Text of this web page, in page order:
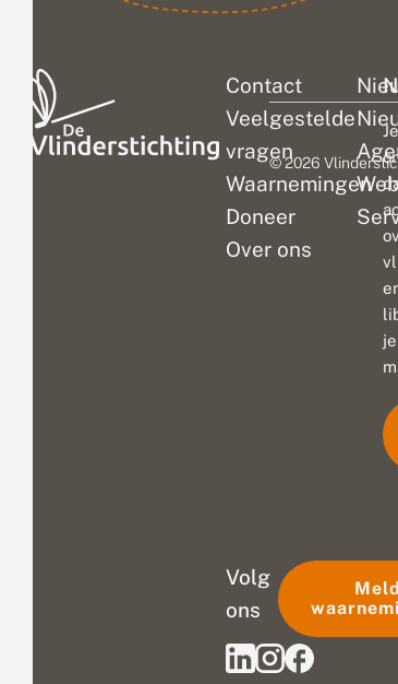
Contact
Veelgestelde
vragen
Waarnemingen
Doneer
Over ons
Je
je
Volg
ons
Meld
© 2026